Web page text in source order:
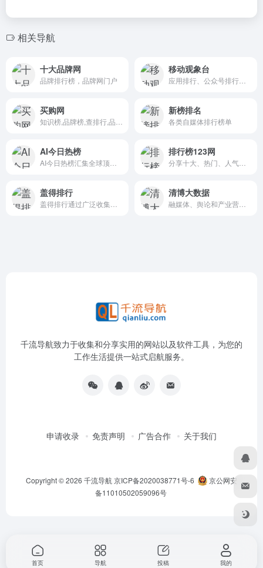
相关导航
十大品牌网
品牌排行榜，品牌网门户
移动观象台
买购网 新榜排名
各类自媒体排行榜单
AI今日热榜 排行榜123网
盖得排行 清博大数据
千流导航致力于收集和分享实用的网站以及软件工具，为您的
工作生活提供一站式启航服务。
申请收录 免责声明 广告合作 关于我们
Copyright © 2026 千流导航京ICP备2020038771号-6
京公网安
备11010502059096号
首页 导航 投稿 我的